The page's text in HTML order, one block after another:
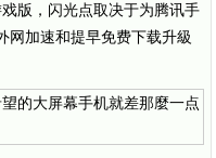
版，闪光点取决于为腾讯手
网加速和提早免费下载升級